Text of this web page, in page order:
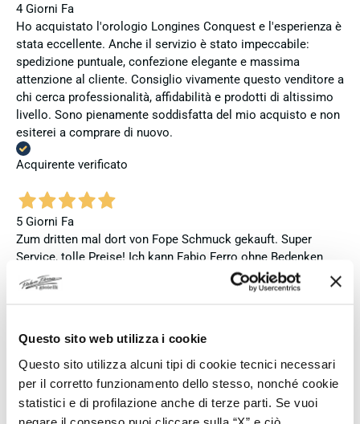
Questo sito web utilizza i cookie
Questo sito utilizza alcuni tipi di cookie tecnici necessari
per il corretto funzionamento dello stesso, nonché cookie
statistici e di profilazione anche di terze parti. Se vuoi
negare il consenso puoi cliccare sulla “X” e ciò
4 Giorni Fa
Ho acquistato l'orologio Longines Conquest e l'esperienza è
stata eccellente. Anche il servizio è stato impeccabile:
spedizione puntuale, confezione elegante e massima
attenzione al cliente. Consiglio vivamente questo venditore a
chi cerca professionalità, affidabilità e prodotti di altissimo
livello. Sono pienamente soddisfatta del mio acquisto e non
esiterei a comprare di nuovo.
Acquirente verificato
5 Giorni Fa
Zum dritten mal dort von Fope Schmuck gekauft. Super
Service, tolle Preise! Ich kann Fabio Ferro ohne Bedenken
weiterempfehlen. Einfach TOPP!!
5 Giorni Fa
Ich bin insgesamt mit meinem Kauf zufrieden. Die Uhr ist
neu, original und funktioniert einwandfrei. Besonders positiv
hervorheben möchte ich den attraktiven Preis sowie den